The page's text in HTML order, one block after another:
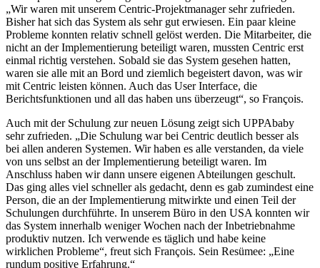
„Wir waren mit unserem Centric-Projektmanager sehr zufrieden.
Bisher hat sich das System als sehr gut erwiesen. Ein paar kleine
Probleme konnten relativ schnell gelöst werden. Die Mitarbeiter, die
nicht an der Implementierung beteiligt waren, mussten Centric erst
einmal richtig verstehen. Sobald sie das System gesehen hatten,
waren sie alle mit an Bord und ziemlich begeistert davon, was wir
mit Centric leisten können. Auch das User Interface, die
Berichtsfunktionen und all das haben uns überzeugt“, so François.
Auch mit der Schulung zur neuen Lösung zeigt sich UPPAbaby
sehr zufrieden. „Die Schulung war bei Centric deutlich besser als
bei allen anderen Systemen. Wir haben es alle verstanden, da viele
von uns selbst an der Implementierung beteiligt waren. Im
Anschluss haben wir dann unsere eigenen Abteilungen geschult.
Das ging alles viel schneller als gedacht, denn es gab zumindest eine
Person, die an der Implementierung mitwirkte und einen Teil der
Schulungen durchführte. In unserem Büro in den USA konnten wir
das System innerhalb weniger Wochen nach der Inbetriebnahme
produktiv nutzen. Ich verwende es täglich und habe keine
wirklichen Probleme“, freut sich François. Sein Resümee: „Eine
rundum positive Erfahrung.“